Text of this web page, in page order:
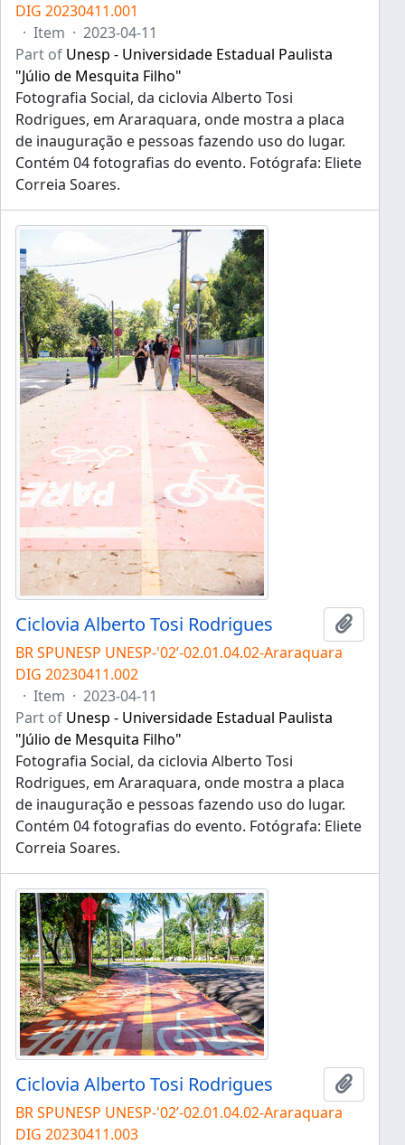
DIG 20230411.001
· Item · 2023-04-11
Part of Unesp - Universidade Estadual Paulista
"Júlio de Mesquita Filho"
Fotografia Social, da ciclovia Alberto Tosi
Rodrigues, em Araraquara, onde mostra a placa
de inauguração e pessoas fazendo uso do lugar.
Contém 04 fotografias do evento. Fotógrafa: Eliete
Correia Soares.
Ciclovia Alberto Tosi Rodrigues
Add to
BR SPUNESP UNESP-'02’-02.01.04.02-Araraquara
DIG 20230411.002
· Item · 2023-04-11
Part of Unesp - Universidade Estadual Paulista
"Júlio de Mesquita Filho"
Fotografia Social, da ciclovia Alberto Tosi
Rodrigues, em Araraquara, onde mostra a placa
de inauguração e pessoas fazendo uso do lugar.
Contém 04 fotografias do evento. Fotógrafa: Eliete
Correia Soares.
Ciclovia Alberto Tosi Rodrigues
Add to
BR SPUNESP UNESP-'02’-02.01.04.02-Araraquara
DIG 20230411.003